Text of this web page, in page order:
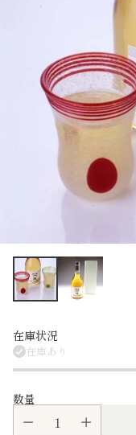
在庫状況
在庫あり
数量